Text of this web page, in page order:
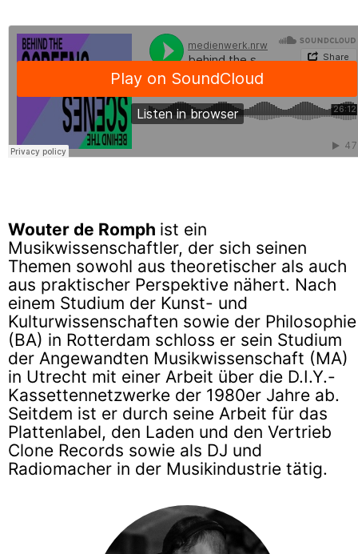
Wouter de Romph ist ein
Musikwissenschaftler, der sich seinen
Themen sowohl aus theoretischer als auch
aus praktischer Perspektive nähert. Nach
einem Studium der Kunst- und
Kulturwissenschaften sowie der Philosophie
(BA) in Rotterdam schloss er sein Studium
der Angewandten Musikwissenschaft (MA)
in Utrecht mit einer Arbeit über die D.I.Y.-
Kassettennetzwerke der 1980er Jahre ab.
Seitdem ist er durch seine Arbeit für das
Plattenlabel, den Laden und den Vertrieb
Clone Records sowie als DJ und
Radiomacher in der Musikindustrie tätig.